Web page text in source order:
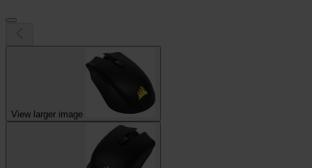
View larger image